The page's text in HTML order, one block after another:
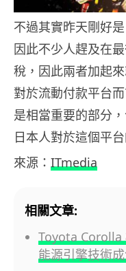
不過其實昨天剛好
因此不少人趕及在
稅，因此兩者加起
對於流動付款平台
是相當重要的部分
日本人對於這個平
來源： ITmedia
相關文章:
Toyota Corolla
能源引擎技術